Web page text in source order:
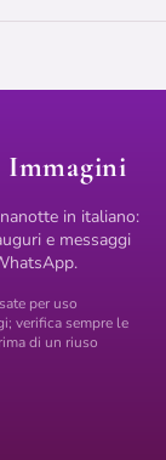
Immagini
in italiano:
e messaggi
per uso
verifica sempre le
di un riuso